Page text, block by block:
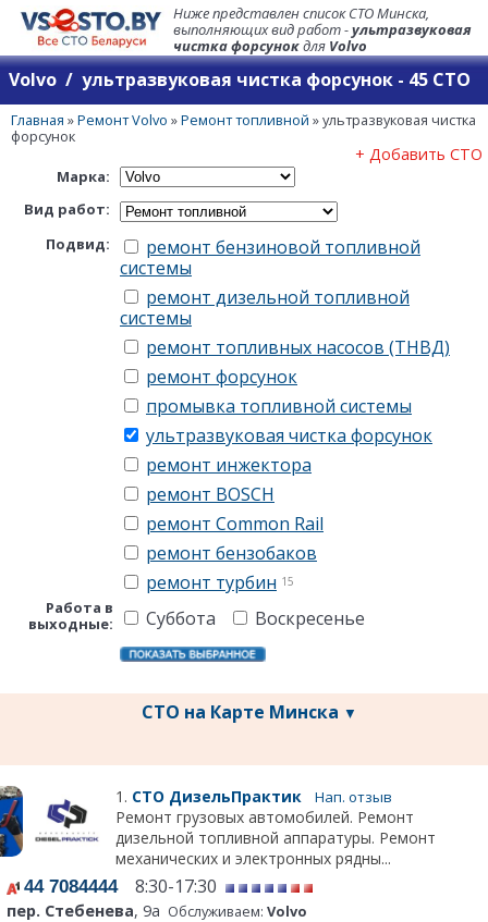
Ниже представлен список СТО Минска,
выполняющих вид работ -ультразвуковая
чистка форсунокдля Volvo
Volvo / ультразвуковая чистка форсунок - 45 СТО
Главная »Ремонт Volvo »Ремонт топливной »ультразвуковая чистка
форсунок
+ Добавить СТО
Марка:
Вид работ:
Подвид:
ремонт бензиновой топливной
системы
ремонт дизельной топливной
системы
ремонт топливных насосов (ТНВД)
ремонт форсунок
промывка топливной системы
ультразвуковая чистка форсунок
ремонт инжектора
ремонт BOSCH
ремонт Common Rail
ремонт бензобаков
ремонт турбин 15
Работа в
выходные:
Суббота Воскресенье
СТО на Карте Минска ▼
1. СТО ДизельПрактик Нап. отзыв
Ремонт грузовых автомобилей. Ремонт
дизельной топливной аппаратуры. Ремонт
механических и электронных рядны...
44 70844448:30-17:30
пер. Стебенева, 9а Обслуживаем: Volvo